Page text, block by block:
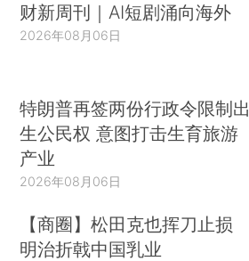
财新周刊｜AI短剧涌向海外
2026年08月06日
特朗普再签两份行政令限制出
生公民权 意图打击生育旅游
产业
2026年08月06日
【商圈】松田克也挥刀止损
明治折戟中国乳业